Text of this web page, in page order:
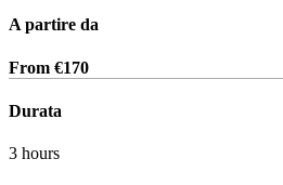
A partire da
From €170
Durata
3 hours